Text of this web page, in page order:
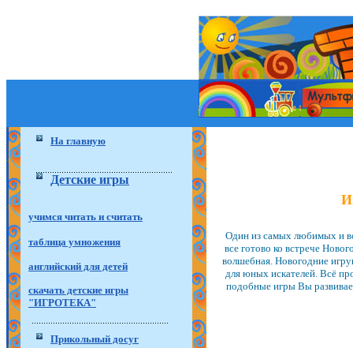
На главную
Детские игры
учимся читать и считать
таблица умножения
английский для детей
скачать детские игры
"ИГРОТЕКА"
Прикольный досуг
Один из самых любимых и
все готово ко встрече
волшебная. Новогодние
для юных искателей. Всё
подобные игры Вы